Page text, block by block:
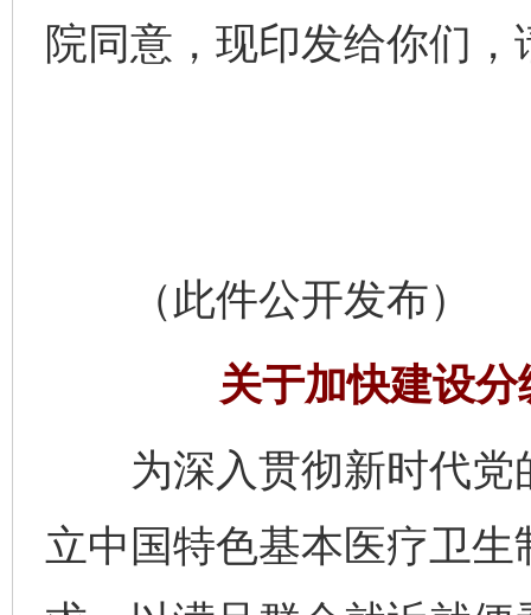
院同意，现印发给你们
（此件公开发布）
关于加快建设
为深入贯彻新时代党
立中国特色基本医疗卫